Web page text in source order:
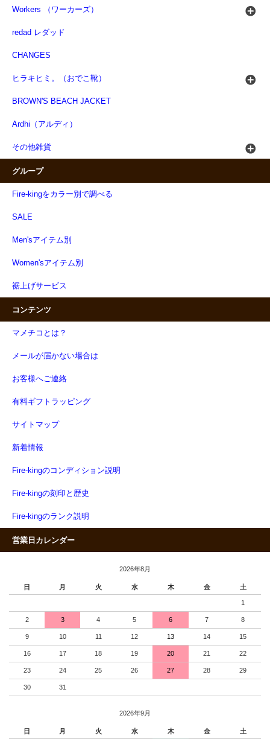
Workers （ワーカーズ）
redad レダッド
CHANGES
ヒラキヒミ。（おでこ靴）
BROWN'S BEACH JACKET
Ardhi（アルディ）
その他雑貨
グループ
Fire-kingをカラー別で調べる
SALE
Men'sアイテム別
Women'sアイテム別
裾上げサービス
コンテンツ
マメチコとは？
メールが届かない場合は
お客様へご連絡
有料ギフトラッピング
サイトマップ
新着情報
Fire-kingのコンディション説明
Fire-kingの刻印と歴史
Fire-kingのランク説明
営業日カレンダー
2026年8月
日 月 火 水 木 金 土
1
2 3 4 5 6 7 8
9 10 11 12 13 14 15
16 17 18 19 20 21 22
23 24 25 26 27 28 29
30 31
2026年9月
日 月 火 水 木 金 土